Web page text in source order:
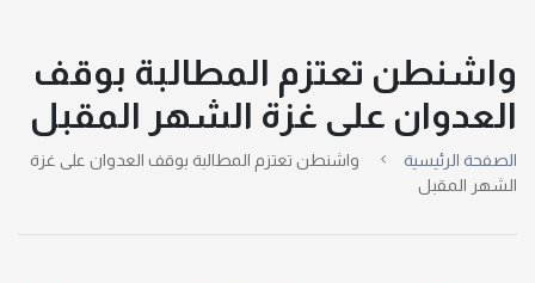
واشنطن تعتزم المطالبة بوقف
العدوان على غزة الشهر المقبل
الصفحة الرئيسية
واشنطن تعتزم المطالبة بوقف العدوان على غزة
الشهر المقبل